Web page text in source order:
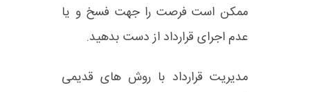
ممکن است فرصت را جهت فسخ و یا
عدم اجرای قرارداد از دست بدهید.
مدیریت قرارداد با روش های قدیمی